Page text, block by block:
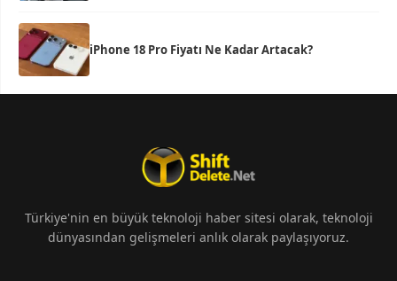
iPhone 18 Pro Fiyatı Ne Kadar Artacak?
Türkiye'nin en büyük teknoloji haber sitesi olarak, teknoloji
dünyasından gelişmeleri anlık olarak paylaşıyoruz.